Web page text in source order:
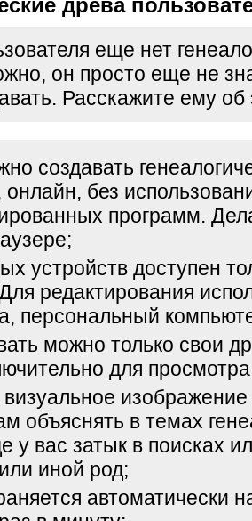
древа
еще нет
он просто еще не
Расскажите ему об
создавать
онлайн, без
программ.
устройств доступен
редактирования
персональный
можно только свои
для
объяснять в темах
у вас затык в поисках
иной род;
автоматически